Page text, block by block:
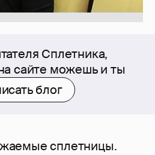
Сплетника,
сайте можешь и ты
блог
сплетницы.